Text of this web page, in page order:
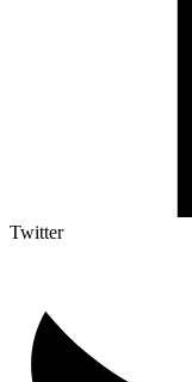
Twitter